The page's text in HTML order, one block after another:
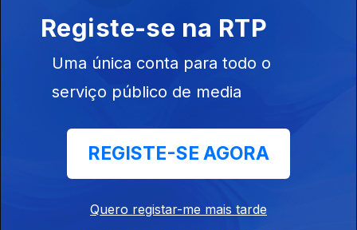
T3
temporada 3
De Cá Pra Lá _
T4
temporada 4
Registe-se na RTP
Uma única conta para todo o
serviço público de media
REGISTE-SE AGORA
Quero registar-me mais tarde